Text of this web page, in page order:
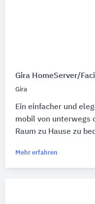
Gira HomeServer/
Gira
Ein einfacher und
mobil von unterwegs
Raum zu Hause zu
Mehr erfahren